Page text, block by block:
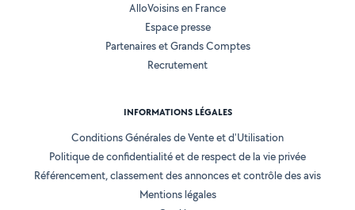
AlloVoisins en France
Espace presse
Partenaires et Grands Comptes
Recrutement
INFORMATIONS LÉGALES
Conditions Générales de Vente et d'Utilisation
Politique de confidentialité et de respect de la vie privée
Référencement, classement des annonces et contrôle des avis
Mentions légales